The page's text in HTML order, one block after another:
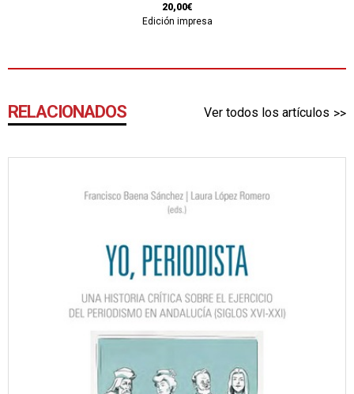
20,00€
Edición impresa
RELACIONADOS Ver todos los artículos